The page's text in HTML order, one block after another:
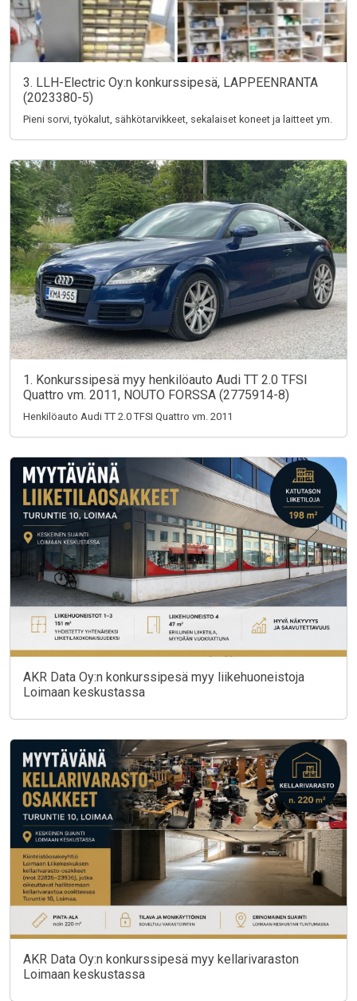
3. LLH-Electric Oy:n konkurssipesä, LAPPEENRANTA
(2023380-5)
Pieni sorvi, työkalut, sähkötarvikkeet, sekalaiset koneet ja laitteet ym.
1. Konkurssipesä myy henkilöauto Audi TT 2.0 TFSI
Quattro vm. 2011, NOUTO FORSSA (2775914-8)
Henkilöauto Audi TT 2.0 TFSI Quattro vm. 2011
AKR Data Oy:n konkurssipesä myy liikehuoneistoja
Loimaan keskustassa
AKR Data Oy:n konkurssipesä myy kellarivaraston
Loimaan keskustassa